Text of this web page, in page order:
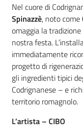
Nel cuore di
Spinazzè, noto come
omaggia la
nostra festa.
immediatamente
progetto di
gli ingredienti tipici
Codrignanese – e
territorio romagnolo.
L’artista – CIBO